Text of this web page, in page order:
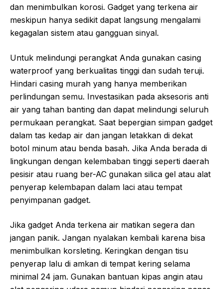
dan menimbulkan korosi. Gadget yang terkena air
meskipun hanya sedikit dapat langsung mengalami
kegagalan sistem atau gangguan sinyal.
Untuk melindungi perangkat Anda gunakan casing
waterproof yang berkualitas tinggi dan sudah teruji.
Hindari casing murah yang hanya memberikan
perlindungan semu. Investasikan pada aksesoris anti
air yang tahan banting dan dapat melindungi seluruh
permukaan perangkat. Saat bepergian simpan gadget
dalam tas kedap air dan jangan letakkan di dekat
botol minum atau benda basah. Jika Anda berada di
lingkungan dengan kelembaban tinggi seperti daerah
pesisir atau ruang ber-AC gunakan silica gel atau alat
penyerap kelembapan dalam laci atau tempat
penyimpanan gadget.
Jika gadget Anda terkena air matikan segera dan
jangan panik. Jangan nyalakan kembali karena bisa
menimbulkan korsleting. Keringkan dengan tisu
penyerap lalu di amkan di tempat kering selama
minimal 24 jam. Gunakan bantuan kipas angin atau